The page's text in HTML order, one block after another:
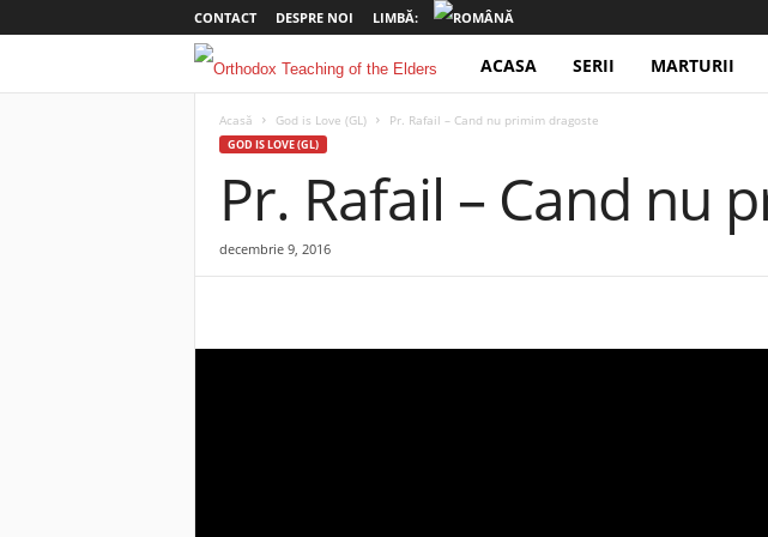
CONTACT DESPRE NOI LIMBĂ:
t
d
ACASA SERII MARTURII
Acasă God is Love (GL) Pr. Rafail – Cand nu primim dragoste
GOD IS LOVE (GL)
Pr. Rafail – Cand nu
decembrie 9, 2016